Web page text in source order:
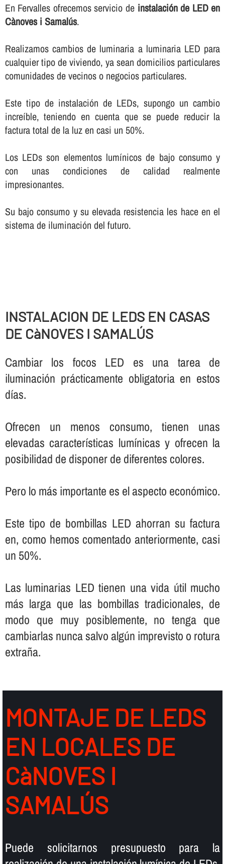
En Fervalles ofrecemos servicio de instalación de LED en
Cànoves i Samalús.
Realizamos cambios de luminaria a luminaria LED para
cualquier tipo de viviendo, ya sean domicilios particulares
comunidades de vecinos o negocios particulares.
Este tipo de instalación de LEDs, supongo un cambio
increí­ble, teniendo en cuenta que se puede reducir la
factura total de la luz en casi un 50%.
Los LEDs son elementos lumí­nicos de bajo consumo y
con unas condiciones de calidad realmente
impresionantes.
Su bajo consumo y su elevada resistencia les hace en el
sistema de iluminación del futuro.
INSTALACION DE LEDS EN CASAS
DE CàNOVES I SAMALÚS
Cambiar los focos LED es una tarea de
iluminación prácticamente obligatoria en estos
dí­as.
Ofrecen un menos consumo, tienen unas
elevadas caracterí­sticas lumí­nicas y ofrecen la
posibilidad de disponer de diferentes colores.
Pero lo más importante es el aspecto económico.
Este tipo de bombillas LED ahorran su factura
en, como hemos comentado anteriormente, casi
un 50%.
Las luminarias LED tienen una vida útil mucho
más larga que las bombillas tradicionales, de
modo que muy posiblemente, no tenga que
cambiarlas nunca salvo algún imprevisto o rotura
extraña.
MONTAJE DE LEDS
EN LOCALES DE
CàNOVES I
SAMALÚS
Puede solicitarnos presupuesto para la